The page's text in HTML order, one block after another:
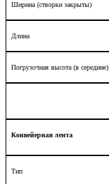
Ширина (створки закрыты)
Длина
Погрузочная высота (в середине)
Конвейерная лента
Тип